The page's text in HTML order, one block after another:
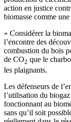
action en justice
biomasse comme
« Considérer la
l’encontre des
combustion du bois
de CO2 que le
les plaignants.
Les défenseurs de
l’utilisation du
fonctionnant au
sans qu’il soit